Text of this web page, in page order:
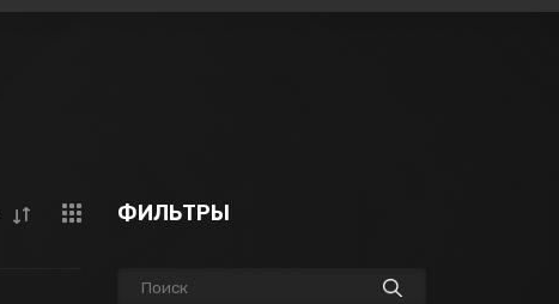
ФИЛЬТРЫ